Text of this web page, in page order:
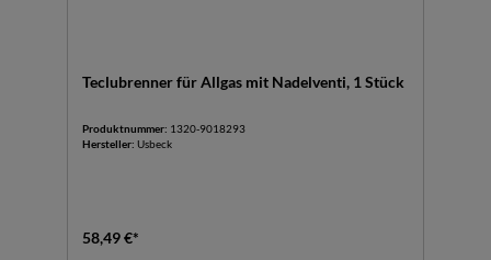
Teclubrenner für Allgas mit Nadelventi, 1 Stück
Produktnummer: 1320-9018293
Hersteller: Usbeck
58,49 €*